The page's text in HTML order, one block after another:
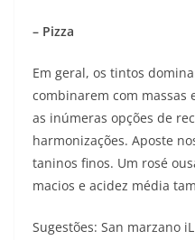
– Pizza
Em geral, os tintos
combinarem com massas
as inúmeras opções de
harmonizações. Aposte
taninos finos. Um rosé
macios e acidez média
Sugestões: San marzano